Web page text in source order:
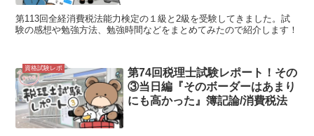
第113回全経消費税法能力検定の１級と2級を受験してきました。試
験の感想や勉強方法、勉強時間などをまとめてみたので紹介します！
資格試験レポ
第74回税理士試験レポート！その
③当日編『そのボーダーはあまり
にも高かった』簿記論/消費税法